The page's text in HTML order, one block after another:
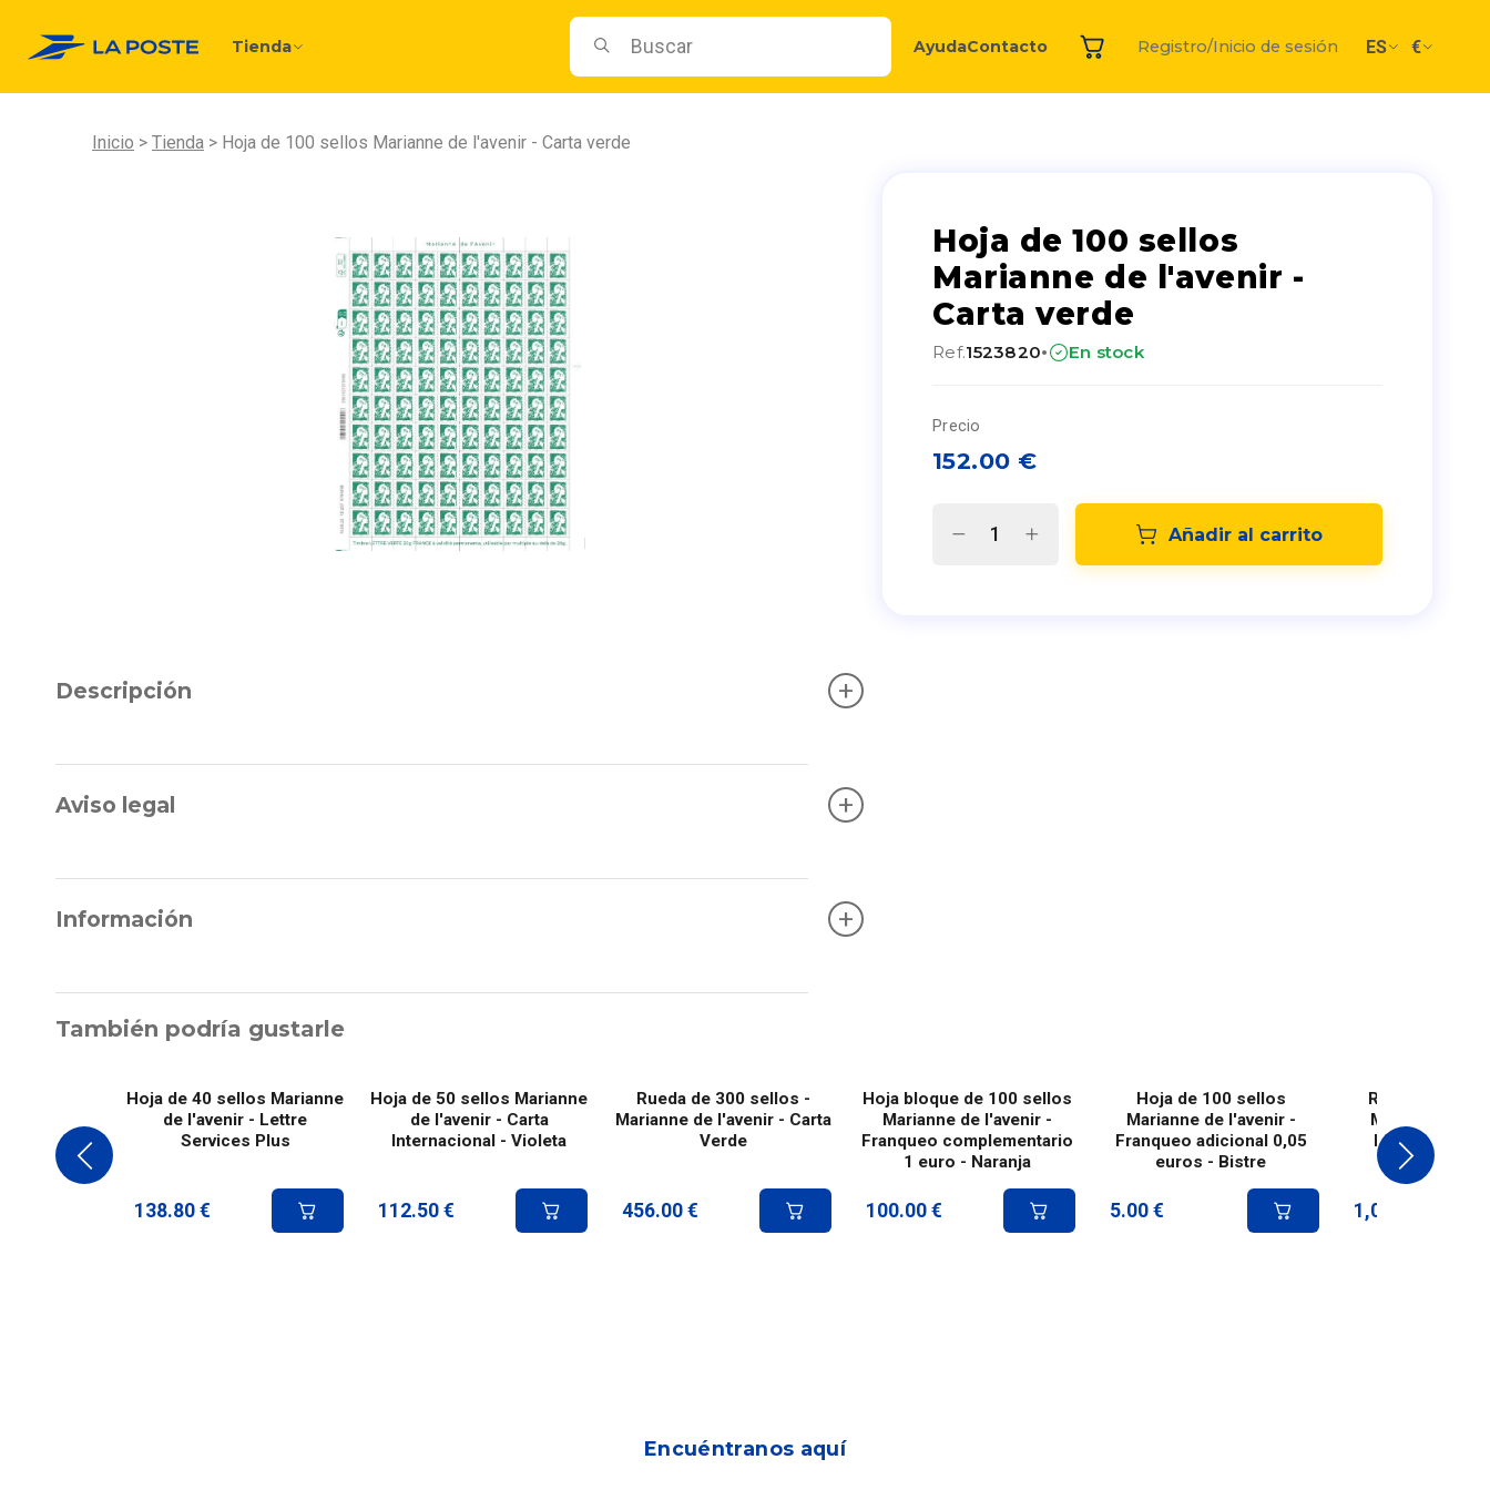
Tienda AyudaContacto Registro/Inicio de sesión ES €
Inicio Tienda Hoja de 100 sellos Marianne de l'avenir - Carta verde
Hoja de 100 sellos
Marianne de l'avenir -
Carta verde
Ref.1523820· En stock
Precio
152.00 €
Añadir al carrito
Descripción +
Aviso legal +
Información +
También podría gustarle
Hoja de 40 sellos Marianne
de l'avenir - Lettre
Services Plus
138.80 €
Hoja de 50 sellos Marianne
de l'avenir - Carta
Internacional - Violeta
112.50 €
Rueda de 300 sellos -
Marianne de l'avenir - Carta
Verde
456.00 €
Hoja bloque de 100 sellos
Marianne de l'avenir -
Franqueo complementario
1 euro - Naranja
100.00 €
Hoja de 100 sellos
Marianne de l'avenir -
Franqueo adicional 0,05
euros - Bistre
5.00 €
Rueda de 300
Marianne de
Lettre
1,041.00
Encuéntranos aquí